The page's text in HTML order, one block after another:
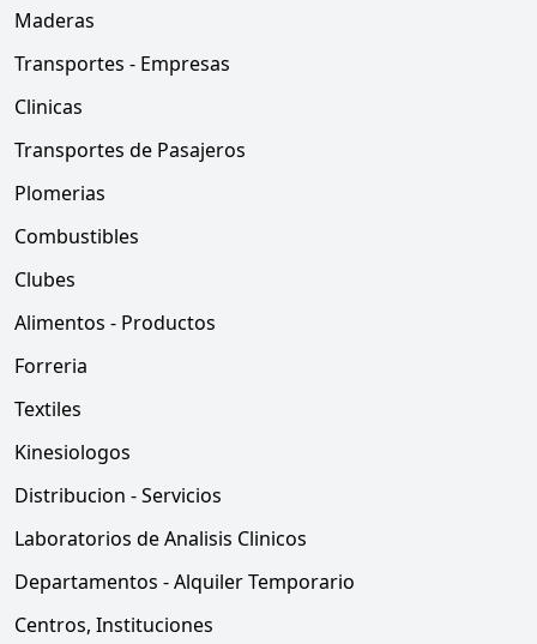
Maderas
Transportes - Empresas
Clinicas
Transportes de Pasajeros
Plomerias
Combustibles
Clubes
Alimentos - Productos
Forreria
Textiles
Kinesiologos
Distribucion - Servicios
Laboratorios de Analisis Clinicos
Departamentos - Alquiler Temporario
Centros, Instituciones